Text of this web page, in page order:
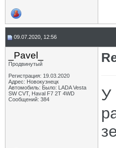
09.07.2020, 12:56
_Pavel_
Продвинутый
Регистрация: 19.03.2020
Адрес: Новокузнецк
Автомобиль: Было: LADA Vesta
SW CVT, Haval F7 2T 4WD
Сообщений: 384
У